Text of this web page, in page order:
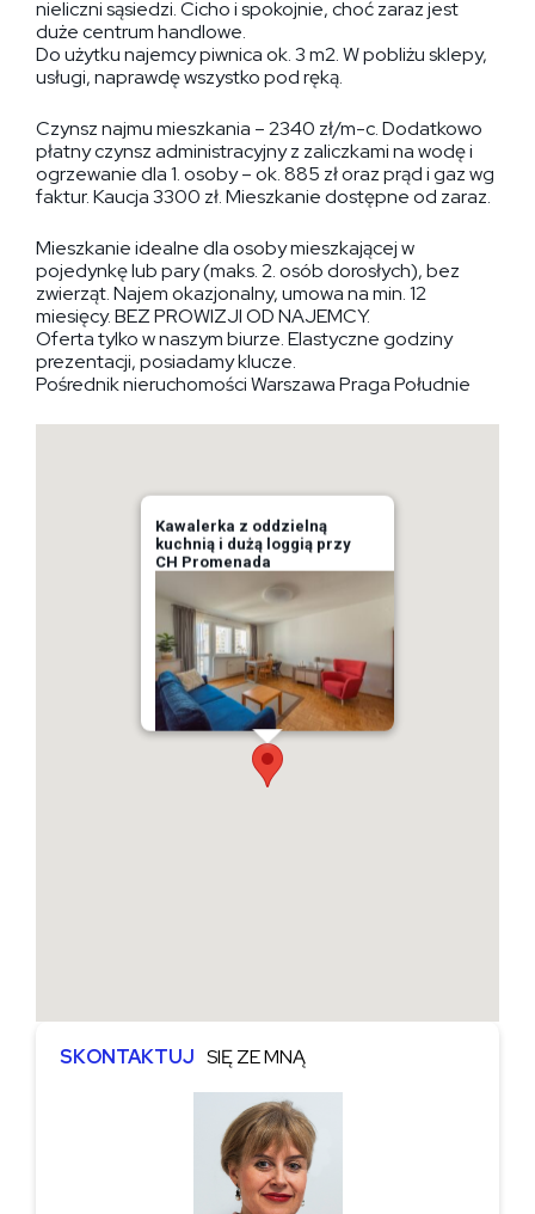
nieliczni sąsiedzi. Cicho i spokojnie, choć zaraz jest
duże centrum handlowe.
Do użytku najemcy piwnica ok. 3 m2. W pobliżu sklepy,
usługi, naprawdę wszystko pod ręką.
Czynsz najmu mieszkania – 2340 zł/m-c. Dodatkowo
płatny czynsz administracyjny z zaliczkami na wodę i
ogrzewanie dla 1. osoby – ok. 885 zł oraz prąd i gaz wg
faktur. Kaucja 3300 zł. Mieszkanie dostępne od zaraz.
Mieszkanie idealne dla osoby mieszkającej w
pojedynkę lub pary (maks. 2. osób dorosłych), bez
zwierząt. Najem okazjonalny, umowa na min. 12
miesięcy. BEZ PROWIZJI OD NAJEMCY.
Oferta tylko w naszym biurze. Elastyczne godziny
prezentacji, posiadamy klucze.
Pośrednik nieruchomości Warszawa Praga Południe
Kawalerka z oddzielną
kuchnią i dużą loggią przy
CH Promenada
SKONTAKTUJ SIĘ ZE MNĄ